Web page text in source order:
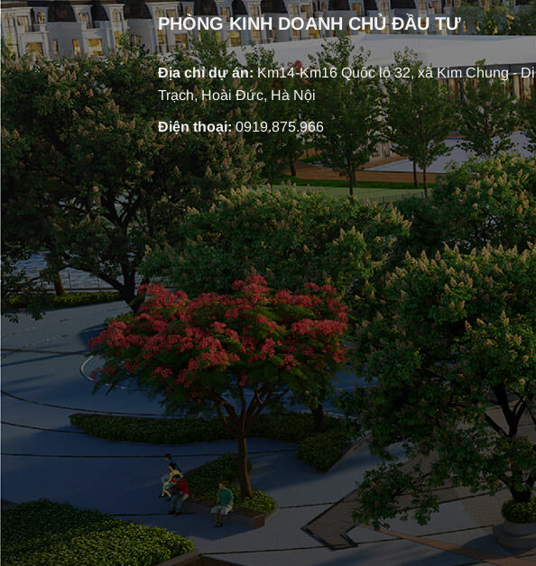
PHÒNG KINH DOANH CHỦ ĐẦU TƯ
Địa chỉ dự án:Km14-Km16 Quốc lộ 32, xã Kim Chung - Di
Trạch, Hoài Đức, Hà Nội
Điện thoại:0919.875.966